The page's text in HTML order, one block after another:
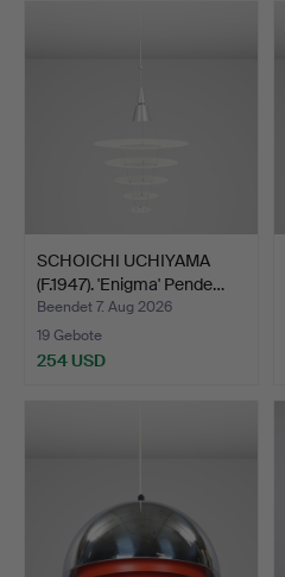
SCHOICHI UCHIYAMA
(F.1947). 'Enigma' Pende…
Beendet 7. Aug 2026
19 Gebote
254 USD